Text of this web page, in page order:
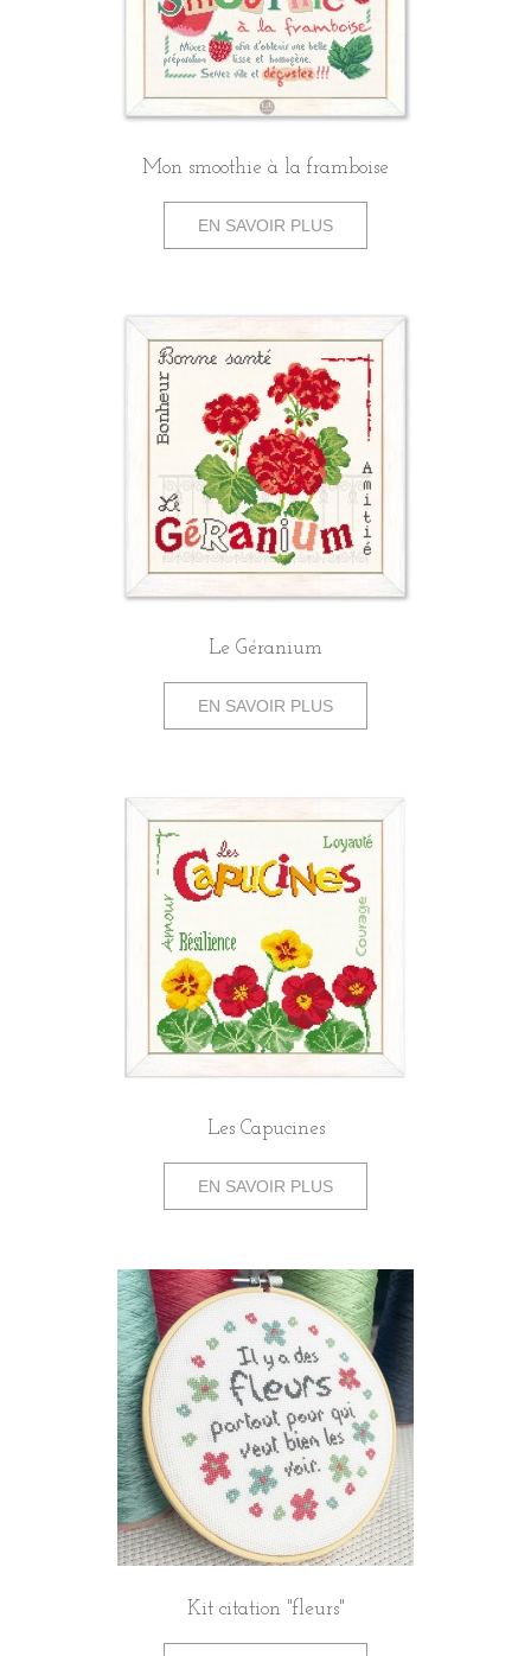
Mon smoothie à la framboise
EN SAVOIR PLUS
Le Géranium
EN SAVOIR PLUS
Les Capucines
EN SAVOIR PLUS
Kit citation "fleurs"